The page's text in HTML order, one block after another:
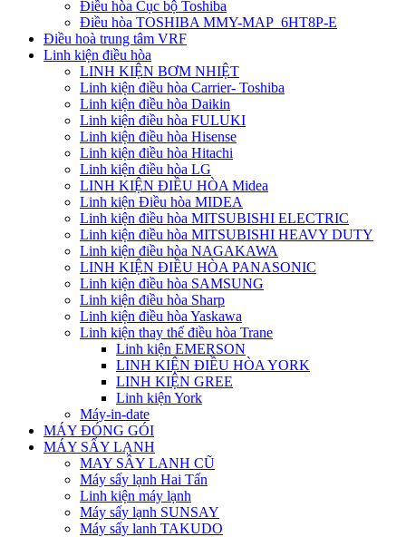
Điều hòa Cục bộ Toshiba
Điều hòa TOSHIBA MMY-MAP_6HT8P-E
Điều hoà trung tâm VRF
Linh kiện điều hòa
LINH KIỆN BƠM NHIỆT
Linh kiện điều hòa Carrier- Toshiba
Linh kiện điều hòa Daikin
Linh kiện điều hòa FULUKI
Linh kiện điều hòa Hisense
Linh kiện điều hòa Hitachi
Linh kiện điều hòa LG
LINH KIỆN ĐIỀU HÒA Midea
Linh kiện Điều hòa MIDEA
Linh kiện điều hòa MITSUBISHI ELECTRIC
Linh kiện điều hòa MITSUBISHI HEAVY DUTY
Linh kiện điều hòa NAGAKAWA
LINH KIỆN ĐIỀU HÒA PANASONIC
Linh kiện điều hòa SAMSUNG
Linh kiện điều hòa Sharp
Linh kiện điều hòa Yaskawa
Linh kiện thay thế điều hòa Trane
Linh kiện EMERSON
LINH KIỆN ĐIỀU HÒA YORK
LINH KIỆN GREE
Linh kiện York
Máy-in-date
MÁY ĐÓNG GÓI
MÁY SẤY LẠNH
MAY SÂY LANH CŨ
Máy sấy lạnh Hai Tấn
Linh kiện máy lạnh
Máy sấy lạnh SUNSAY
Máy sấy lanh TAKUDO